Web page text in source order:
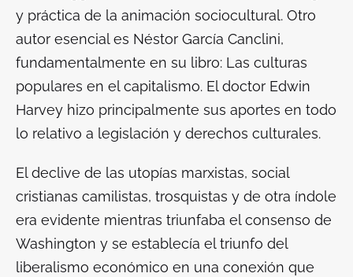
y práctica de la animación sociocultural. Otro
autor esencial es Néstor García Canclini,
fundamentalmente en su libro: Las culturas
populares en el capitalismo. El doctor Edwin
Harvey hizo principalmente sus aportes en todo
lo relativo a legislación y derechos culturales.
El declive de las utopías marxistas, social
cristianas camilistas, trosquistas y de otra índole
era evidente mientras triunfaba el consenso de
Washington y se establecía el triunfo del
liberalismo económico en una conexión que